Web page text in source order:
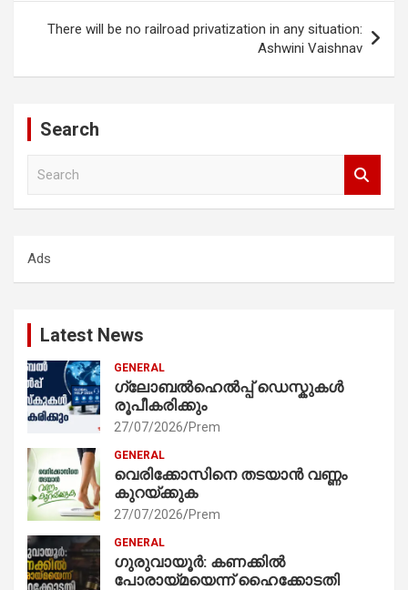
There will be no railroad privatization in any situation:
Ashwini Vaishnav
Search
h
Ads
Latest News
GENERAL
ഗ്ലോബൽഹെൽപ്പ് ഡെസ്കുകൾ
രൂപീകരിക്കും
27/07/2026 Prem
GENERAL
വെരിക്കോസിനെ തടയാൻ വണ്ണം
കുറയ്ക്കുക
27/07/2026 Prem
GENERAL
ഗുരുവായൂർ: കണക്കിൽ
പോരായ്മയെന്ന് ഹൈക്കോടതി